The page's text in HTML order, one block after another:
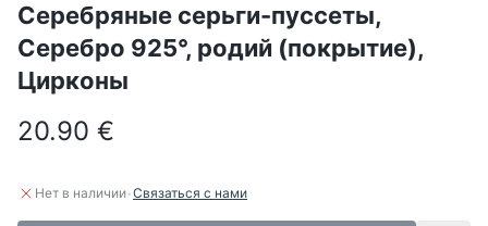
Серебряные серьги-пуссеты,
Серебро 925°, родий (покрытие),
Цирконы
20.90 €
Нет в наличии·Связаться с нами